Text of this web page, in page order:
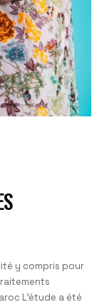
y compris pour
L’étude a été